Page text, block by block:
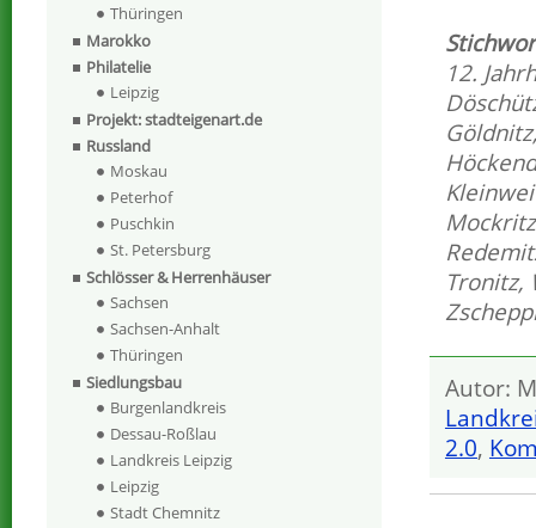
12.
Göldnitz
Mockritz
Tronitz,
Autor:
2.0,
Thüringen
Marokko
Philatelie
Leipzig
Projekt: stadteigenart.de
Russland
Moskau
Peterhof
Puschkin
St. Petersburg
Schlösser & Herrenhäuser
Sachsen
Sachsen-Anhalt
Thüringen
Siedlungsbau
Burgenlandkreis
Dessau-Roßlau
Landkreis Leipzig
Leipzig
Stadt Chemnitz